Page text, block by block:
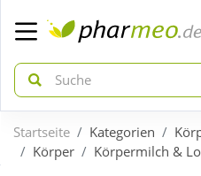
zurück
zurück
Startseite Kategorien
Körper
Körpermilch &